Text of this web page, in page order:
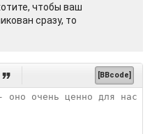
чтобы ваш
сразу, то
 [BBcode]